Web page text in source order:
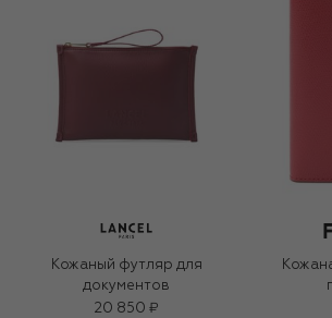
Кожаный футляр для
документов
20 850 ₽